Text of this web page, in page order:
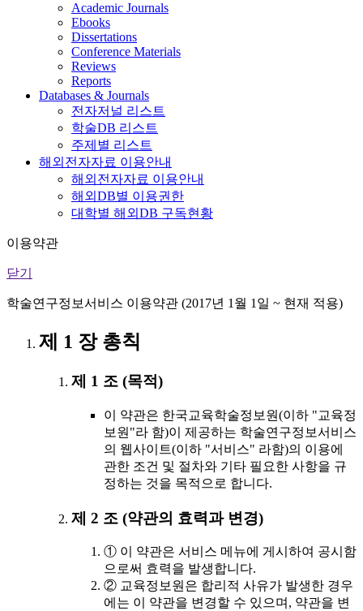
Academic Journals
Ebooks
Dissertations
Conference Materials
Reviews
Reports
Databases & Journals
전자저널 리스트
학술DB 리스트
주제별 리스트
해외전자자료 이용안내
해외전자자료 이용안내
해외DB별 이용권한
대학별 해외DB 구독현황
이용약관
닫기
학술연구정보서비스 이용약관 (2017년 1월 1일 ~ 현재 적용)
제 1 장 총칙
제 1 조 (목적)
이 약관은 한국교육학술정보원(이하 "교육정
보원"라 함)이 제공하는 학술연구정보서비스
의 웹사이트(이하 "서비스" 라함)의 이용에
관한 조건 및 절차와 기타 필요한 사항을 규
정하는 것을 목적으로 합니다.
제 2 조 (약관의 효력과 변경)
① 이 약관은 서비스 메뉴에 게시하여 공시함
으로써 효력을 발생합니다.
② 교육정보원은 합리적 사유가 발생한 경우
에는 이 약관을 변경할 수 있으며, 약관을 변